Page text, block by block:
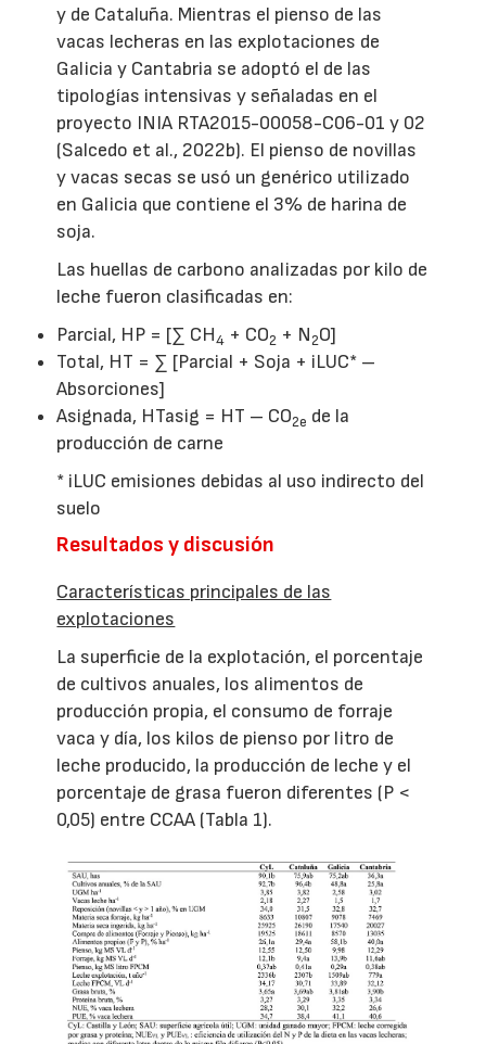
y de Cataluña. Mientras el pienso de las
vacas lecheras en las explotaciones de
Galicia y Cantabria se adoptó el de las
tipologías intensivas y señaladas en el
proyecto INIA RTA2015-00058-C06-01 y 02
(Salcedo et al., 2022b). El pienso de novillas
y vacas secas se usó un genérico utilizado
en Galicia que contiene el 3% de harina de
soja.
Las huellas de carbono analizadas por kilo de
leche fueron clasificadas en:
Parcial, HP = [∑ CH4 + CO2 + N2O]
Total, HT = ∑ [Parcial + Soja + iLUC* –
Absorciones]
Asignada, HTasig = HT – CO2e de la
producción de carne
* iLUC emisiones debidas al uso indirecto del
suelo
Resultados y discusión
Características principales de las
explotaciones
La superficie de la explotación, el porcentaje
de cultivos anuales, los alimentos de
producción propia, el consumo de forraje
vaca y día, los kilos de pienso por litro de
leche producido, la producción de leche y el
porcentaje de grasa fueron diferentes (P <
0,05) entre CCAA (Tabla 1).